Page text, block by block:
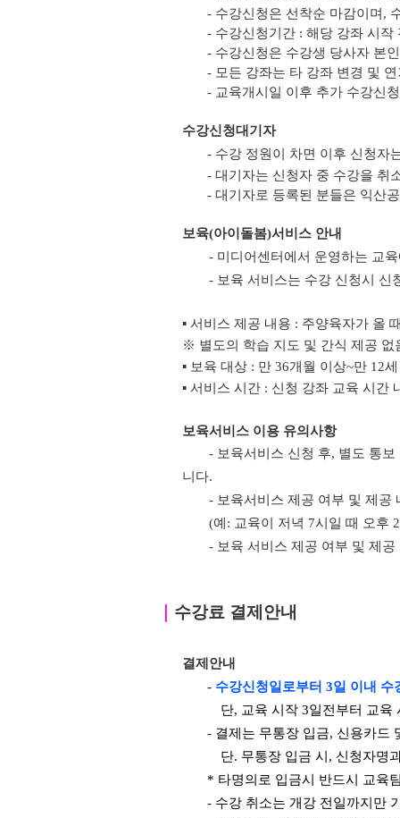
- 수강신청은 선착순 마감이며,
- 수강신청기간 : 해당 강좌 시작
- 수강신청은 수강생 당사자 본
- 모든 강좌는 타 강좌 변경 및
- 교육개시일 이후 추가 수강신
수강신청대기자
- 수강 정원이 차면 이후 신청자
- 대기자는 신청자 중 수강을 취
- 대기자로 등록된 분들은 익산
보육(아이돌봄)서비스 안내
- 미디어센터에서 운영하는 교
- 보육 서비스는 수강 신청시 신
▪ 서비스 제공 내용 : 주양육자가 올
※ 별도의 학습 지도 및 간식 제공 없
▪ 보육 대상 : 만 36개월 이상~만 12
▪ 서비스 시간 : 신청 강좌 교육 시간
보육서비스 이용 유의사항
- 보육서비스 신청 후, 별도 통
니다.
- 보육서비스 제공 여부 및 제공
(예: 교육이 저녁 7시일 때 오후
- 보육 서비스 제공 여부 및 제
수강료 결제안내
결제안내
- 수강신청일로부터 3일 이내
단, 교육 시작 3일전부터 교
- 결제는 무통장 입금, 신용카드
단. 무통장 입금 시, 신청자명
* 타명의로 입금시 반드시 교육
- 수강 취소는 개강 전일까지만